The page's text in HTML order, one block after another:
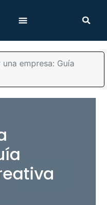
empresa: Guía